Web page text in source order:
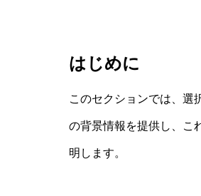
はじめに
このセクションでは、選
の背景情報を提供し、こ
明します。